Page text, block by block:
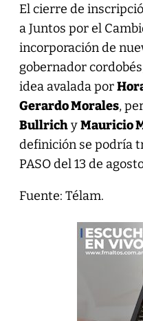
El cierre de
a Juntos por el
incorporación de
gobernador
idea avalada por
Gerardo Morales,
BullrichyMauricio
definición se podría
PASO del 13 de
Fuente: Télam.